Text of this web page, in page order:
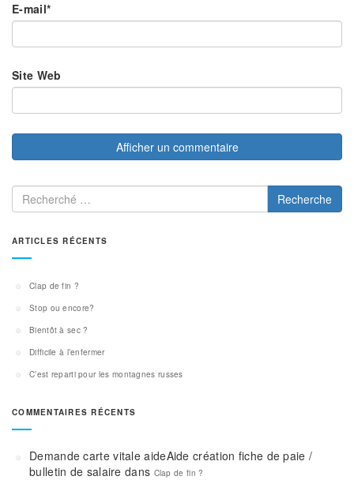
E-mail*
Site Web
Recherche
ARTICLES RÉCENTS
Clap de fin ?
Stop ou encore?
Bientôt à sec ?
Difficile à l’enfermer
C’est reparti pour les montagnes russes
COMMENTAIRES RÉCENTS
Demande carte vitale aideAide création fiche de paie /
bulletin de salaire dans Clap de fin ?